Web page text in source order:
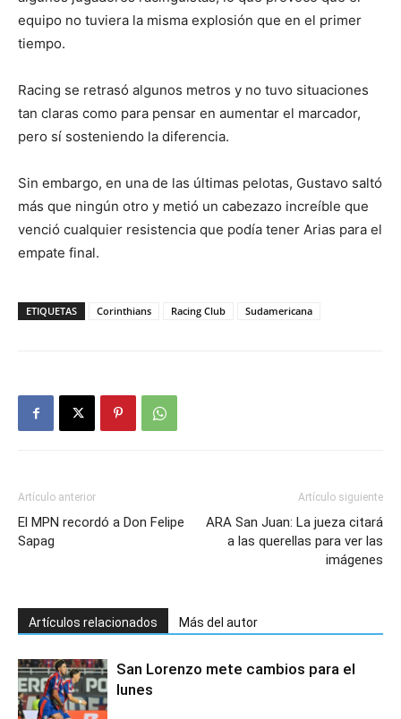
equipo no tuviera la misma explosión que en el primer
tiempo.
Racing se retrasó algunos metros y no tuvo situaciones
tan claras como para pensar en aumentar el marcador,
pero sí sosteniendo la diferencia.
Sin embargo, en una de las últimas pelotas, Gustavo saltó
más que ningún otro y metió un cabezazo increíble que
venció cualquier resistencia que podía tener Arias para el
empate final.
ETIQUETAS Corinthians Racing Club Sudamericana
Artículo anterior
El MPN recordó a Don Felipe
Sapag
Artículo siguiente
ARA San Juan: La jueza citará
a las querellas para ver las
imágenes
Artículos relacionados Más del autor
San Lorenzo mete cambios para el
lunes